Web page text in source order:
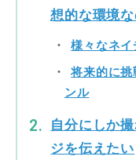
想的な環境
様々なネ
将来的に挑
ンル
自分にしか
ジを伝えたい